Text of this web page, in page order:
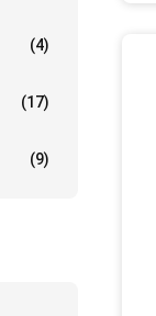
(4)
(17)
(9)